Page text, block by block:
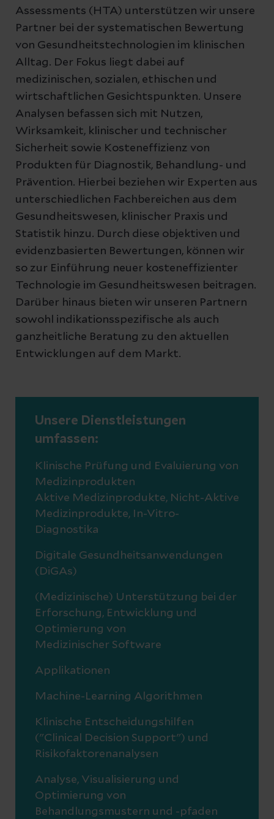
Assessments (HTA) unterstützen wir unsere
Partner bei der systematischen Bewertung
von Gesundheitstechnologien im klinischen
Alltag. Der Fokus liegt dabei auf
medizinischen, sozialen, ethischen und
wirtschaftlichen Gesichtspunkten. Unsere
Analysen befassen sich mit Nutzen,
Wirksamkeit, klinischer und technischer
Sicherheit sowie Kosteneffizienz von
Produkten für Diagnostik, Behandlung- und
Prävention. Hierbei beziehen wir Experten aus
unterschiedlichen Fachbereichen aus dem
Gesundheitswesen, klinischer Praxis und
Statistik hinzu. Durch diese objektiven und
evidenzbasierten Bewertungen, können wir
so zur Einführung neuer kosteneffizienter
Technologie im Gesundheitswesen beitragen.
Darüber hinaus bieten wir unseren Partnern
sowohl indikationsspezifische als auch
ganzheitliche Beratung zu den aktuellen
Entwicklungen auf dem Markt.
Unsere Dienstleistungen
umfassen:
Klinische Prüfung und Evaluierung von
Medizinprodukten
Aktive Medizinprodukte, Nicht-Aktive
Medizinprodukte, In-Vitro-
Diagnostika
Digitale Gesundheitsanwendungen
(DiGAs)
(Medizinische) Unterstützung bei der
Erforschung, Entwicklung und
Optimierung von
Medizinischer Software
Applikationen
Machine-Learning Algorithmen
Klinische Entscheidungshilfen
("Clinical Decision Support") und
Risikofaktorenanalysen
Analyse, Visualisierung und
Optimierung von
Behandlungsmustern und -pfaden